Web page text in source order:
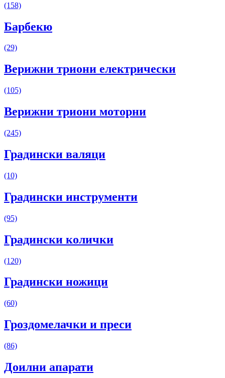
(158)
Барбекю
(29)
Верижни триони електрически
(105)
Верижни триони моторни
(245)
Градински валяци
(10)
Градински инструменти
(95)
Градински колички
(120)
Градински ножици
(60)
Гроздомелачки и преси
(86)
Доилни апарати